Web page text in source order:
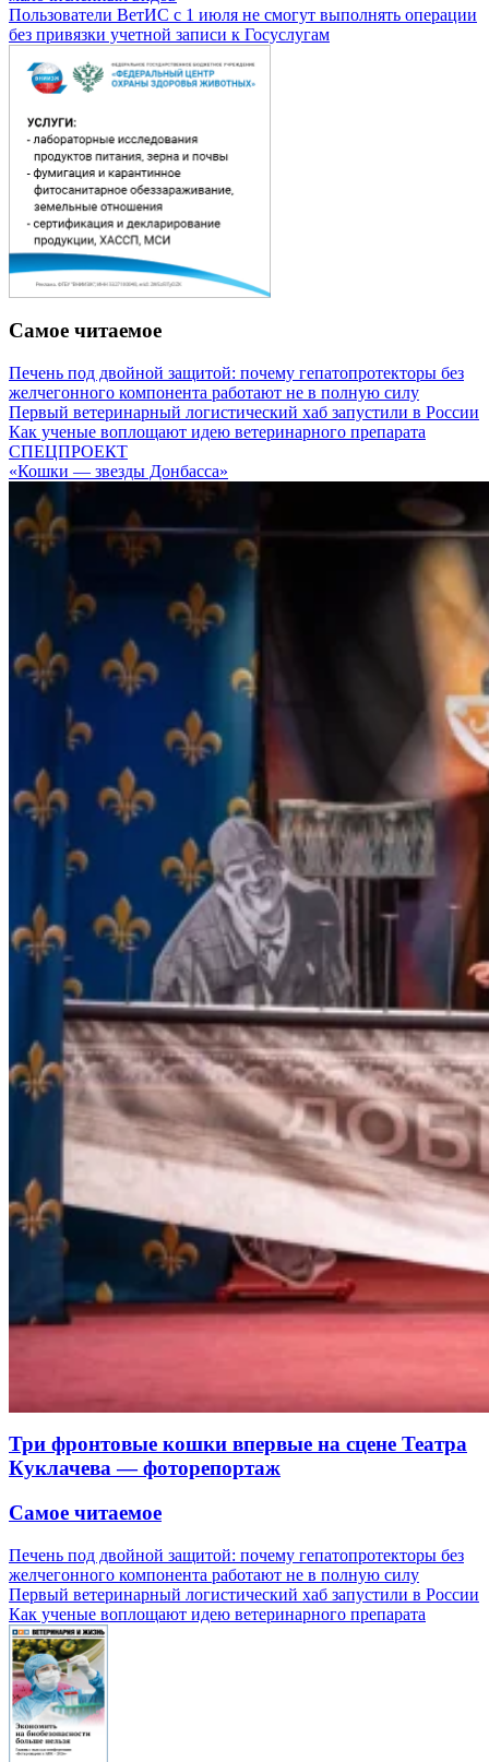
Пользователи ВетИС с 1 июля не смогут выполнять операции
без привязки учетной записи к Госуслугам
Самое читаемое
Печень под двойной защитой: почему гепатопротекторы без
желчегонного компонента работают не в полную силу
Первый ветеринарный логистический хаб запустили в России
Как ученые воплощают идею ветеринарного препарата
СПЕЦПРОЕКТ
«Кошки — звезды Донбасса»
Три фронтовые кошки впервые на сцене Театра
Куклачева — фоторепортаж
Самое читаемое
Печень под двойной защитой: почему гепатопротекторы без
желчегонного компонента работают не в полную силу
Первый ветеринарный логистический хаб запустили в России
Как ученые воплощают идею ветеринарного препарата